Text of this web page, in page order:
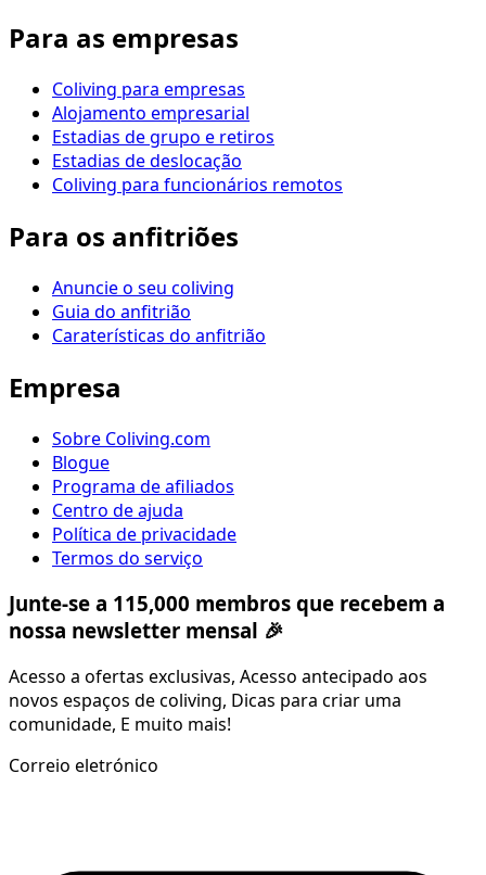
Para as empresas
Coliving para empresas
Alojamento empresarial
Estadias de grupo e retiros
Estadias de deslocação
Coliving para funcionários remotos
Para os anfitriões
Anuncie o seu coliving
Guia do anfitrião
Caraterísticas do anfitrião
Empresa
Sobre Coliving.com
Blogue
Programa de afiliados
Centro de ajuda
Política de privacidade
Termos do serviço
Junte-se a 115,000 membros que recebem a
nossa newsletter mensal 🎉
Acesso a ofertas exclusivas, Acesso antecipado aos
novos espaços de coliving, Dicas para criar uma
comunidade, E muito mais!
Correio eletrónico